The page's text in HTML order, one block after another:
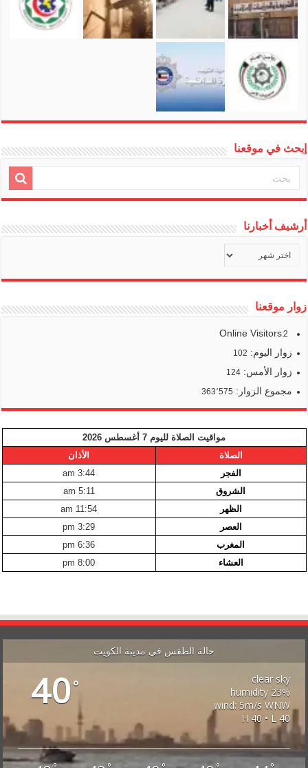
إبحث في موقعنا
أرشيف أخبارنا
أرشيف
أخبارنا
زوار موقعنا
Online Visitors:
2
زوار اليوم: 102
زوار الأمس:124
مجموع الزوار: 363٬575
مواقيت الصلاة لليوم 7 أغسطس 2026
الصلاة
الأذان
الفجر
3:44 am
الشروق
5:11 am
الظهر
11:54 am
العصر
3:29 pm
المغرب
6:36 pm
العشاء
8:00 pm
حالة الطقس في مدينة الكويت
40°
clear sky
23% humidity
wind: 5m/s WNW
H 40 • L 40